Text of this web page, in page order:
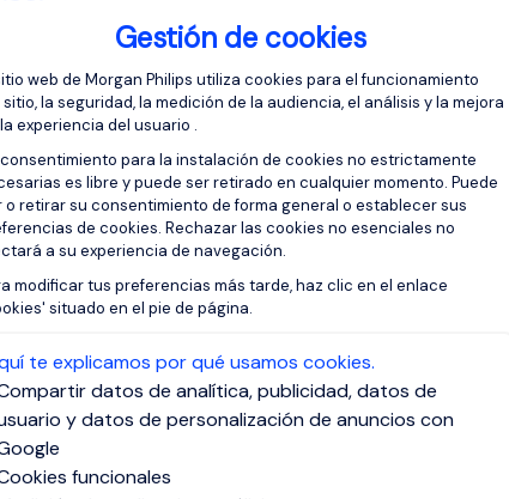
Gestión de cookies
de Gestión de
web de Morgan Philips utiliza cookies para el funcionamiento
sitio, la seguridad, la medición de la audiencia, el análisis y la mejora
experiencia del usuario .
para la instalación de cookies no estrictamente
es libre y puede ser retirado en cualquier momento. Puede
o retirar su consentimiento de forma general o establecer sus
de cookies. Rechazar las cookies no esenciales no
a su experiencia de navegación.
modificar tus preferencias más tarde, haz clic en el enlace
situado en el pie de página.
te explicamos por qué usamos cookies.
datos de analítica, publicidad, datos de
y datos de personalización de anuncios con
funcionales
Axeptio consent
FINANZAS
SERVICIOS PROFESIONALES
MARKETING Y VENTAS